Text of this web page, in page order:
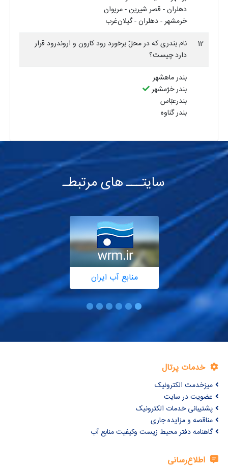
دهلران - قصر شیرین - مریوان
خرمشهر - دهلران - گیلان‌غرب
12
نام بندری که در محلّ برخورد رود کارون و اروندرود قرار
دارد چیست؟
بندر ماهشهر
بندر خرّمشهر
بندرعبّاس
بندر گناوه
سایتـــ های مرتبطـ
منابع آب ایران
خدمات پرتال
میزخدمت الکترونیک
عضویت در سایت
پشتیبانی خدمات الکترونیک
مناقصه و مزایده جاری
گاهنامه دفتر محیط زیست وکیفیت منابع آب
اطلاع‌رسانی